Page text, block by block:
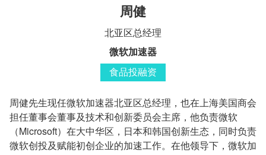
周健
北亚区总经理
微软加速器
食品投融资
周健先生现任微软加速器北亚区总经理，也在上海美国商会
担任董事会董事及技术和创新委员会主席，他负责微软
（Microsoft）在大中华区，日本和韩国创新生态，同时负责
微软创投及赋能初创企业的加速工作。在他领导下，微软加